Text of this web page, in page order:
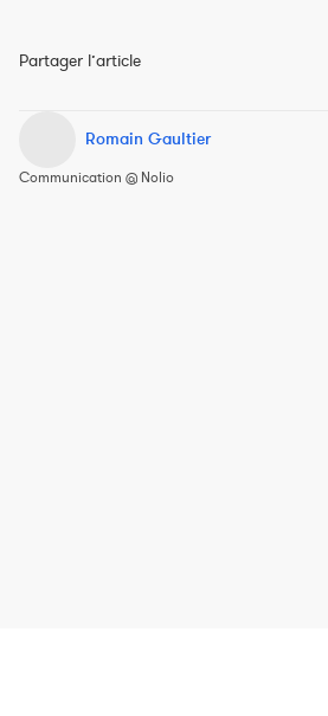
Partager l’article
Romain Gaultier
Communication @ Nolio